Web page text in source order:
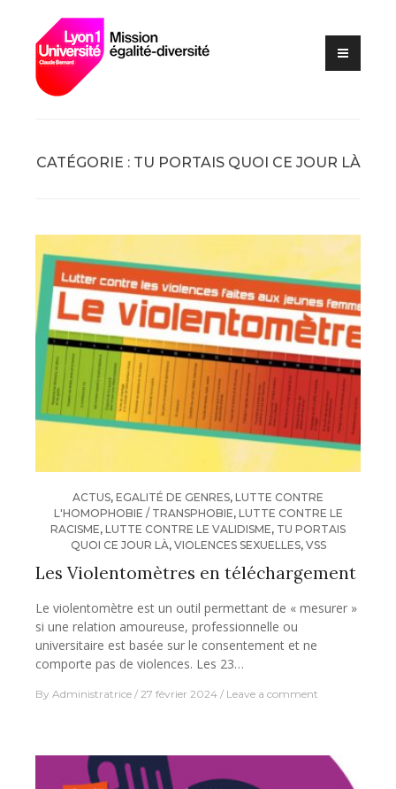
content
Bernard Lyon
CATÉGORIE : TU PORTAIS QUOI CE JOUR LÀ
ACTUS, EGALITÉ DE GENRES, LUTTE CONTRE
L'HOMOPHOBIE / TRANSPHOBIE, LUTTE CONTRE LE
RACISME, LUTTE CONTRE LE VALIDISME, TU PORTAIS
QUOI CE JOUR LÀ, VIOLENCES SEXUELLES, VSS
Les Violentomètres en téléchargement
Le violentomètre est un outil permettant de « mesurer »
si une relation amoureuse, professionnelle ou
universitaire est basée sur le consentement et ne
comporte pas de violences. Les 23…
By Administratrice 27 février 2024 Leave a comment